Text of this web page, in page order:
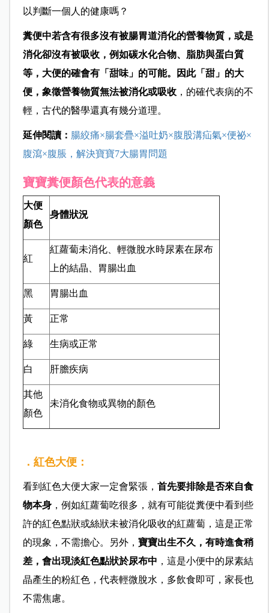
以判斷一個人的健康嗎？
糞便中若含有很多沒有被腸胃道消化的營養物質，或是
消化卻沒有被吸收，例如碳水化合物、脂肪與蛋白質
等，大便的確會有「甜味」的可能。因此「甜」的大
便，象徵營養物質無法被消化或吸收，的確代表病的不
輕，古代的醫學還真有幾分道理。
延伸閱讀： 腸絞痛×腸套疊×溢吐奶×腹股溝疝氣×便祕×
腹瀉×腹脹，解決寶寶7大腸胃問題
寶寶糞便顏色代表的意義
大便
顏色
身體狀況
紅
紅蘿蔔未消化、輕微脫水時尿素在尿布
上的結晶、胃腸出血
黑 胃腸出血
黃 正常
綠 生病或正常
白 肝膽疾病
其他
顏色
未消化食物或異物的顏色
．紅色大便：
看到紅色大便大家一定會緊張， 首先要排除是否來自食
物本身，例如紅蘿蔔吃很多，就有可能從糞便中看到些
許的紅色點狀或絲狀未被消化吸收的紅蘿蔔，這是正常
的現象，不需擔心。
另外， 寶寶出生不久，有時進食稍
差，會出現淡紅色點狀於尿布中 ，這是小便中的尿素結
晶產生的粉紅色，代表輕微脫水，多飲食即可，家長也
不需焦慮。